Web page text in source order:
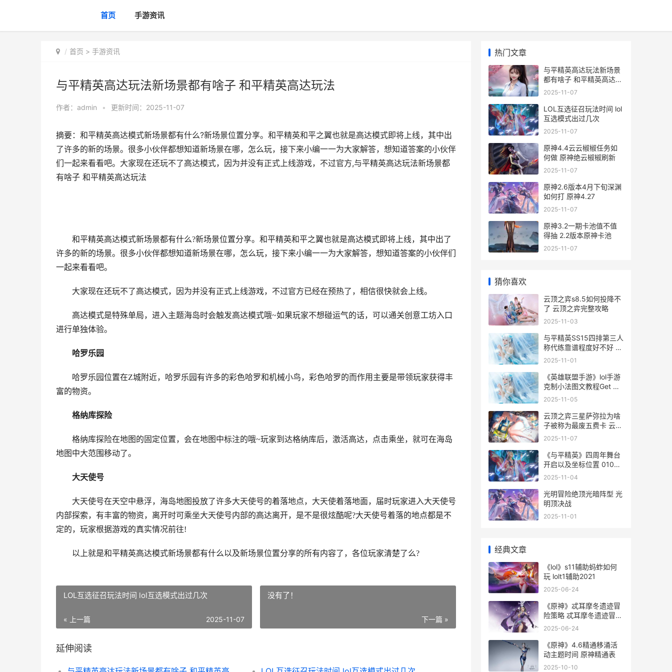
首页 手游资讯
首页 > 手游资讯
与平精英高达玩法新场景都有啥子 和平精英高达玩法
作者： admin • 更新时间：2025-11-07
摘要：和平精英高达模式新场景都有什么?新场景位置分享。和平精英和平之翼也就是高达模式即将上线，其中出
了许多的新的场景。很多小伙伴都想知道新场景在哪，怎么玩，接下来小编一一为大家解答，想知道答案的小伙伴
们一起来看看吧。大家现在还玩不了高达模式，因为并没有正式上线游戏，不过官方,与平精英高达玩法新场景都
有啥子 和平精英高达玩法
和平精英高达模式新场景都有什么?新场景位置分享。和平精英和平之翼也就是高达模式即将上线，其中出了
许多的新的场景。很多小伙伴都想知道新场景在哪，怎么玩，接下来小编一一为大家解答，想知道答案的小伙伴们
一起来看看吧。
大家现在还玩不了高达模式，因为并没有正式上线游戏，不过官方已经在预热了，相信很快就会上线。
高达模式是特殊单局，进入主题海岛时会触发高达模式哦~如果玩家不想碰运气的话，可以通关创意工坊入口
进行单独体验。
哈罗乐园
哈罗乐园位置在Z城附近，哈罗乐园有许多的彩色哈罗和机械小鸟，彩色哈罗的而作用主要是带领玩家获得丰
富的物资。
格纳库探险
格纳库探险在地图的固定位置，会在地图中标注的哦~玩家到达格纳库后，激活高达，点击乘坐，就可在海岛
地图中大范围移动了。
大天使号
大天使号在天空中悬浮，海岛地图投放了许多大天使号的着落地点，大天使着落地面，届时玩家进入大天使号
内部探索，有丰富的物资，离开时可乘坐大天使号内部的高达离开，是不是很炫酷呢?大天使号着落的地点都是不
定的，玩家根据游戏的真实情况前往!
以上就是和平精英高达模式新场景都有什么以及新场景位置分享的所有内容了，各位玩家清楚了么?
LOL互选征召玩法时间 lol互选模式出过几次
« 上一篇 2025-11-07
没有了！
下一篇 »
延伸阅读
热门文章
与平精英高达玩法新场景
都有啥子 和平精英高达玩
法
2025-11-07
LOL互选征召玩法时间 lol
互选模式出过几次
2025-11-07
原神4.4云云椒椒任务如
何做 原神绝云椒椒刷新
2025-11-07
原神2.6版本4月下旬深渊
如何打 原神4.27
2025-11-07
原神3.2一期卡池值不值
得抽 2.2版本原神卡池
2025-11-07
猜你喜欢
云顶之弈s8.5如何投降不
了 云顶之弈完整攻略
2025-11-03
与平精英SS15四排第三人
称代练靠谱程度好不好 和
平精英ss14内容
2025-11-01
《英雄联盟手游》lol手游
克制小法图文教程Get 国
服如何克制小法
2025-11-05
云顶之弈三星萨弥拉为啥
子被称为最废五费卡 云顶
之弈三星莎弥拉
2025-11-07
《与平精英》四周年舞台
开启以及坐标位置 0104
和平精英
2025-11-04
光明冒险绝顶光暗阵型 光
明顶决战
2025-11-01
经典文章
《lol》s11辅助蚂蚱如何
玩 lolt1辅助2021
2025-06-24
《原神》忒耳摩冬遗迹冒
险策略 忒耳摩冬遗迹冒险
四个机关
2025-06-24
《原神》4.6精通移涌活
动主题时间 原神精通表
2025-10-10